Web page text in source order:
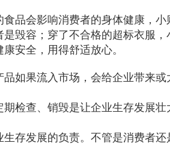
品会影响消费者的身体健康，小
是毁容；穿了不合格的超标衣服
安全，用得舒适放心。
如果流入市场，会给企业带来
检查、销毁是让企业生存发展壮
存发展的负责。不管是消费者还